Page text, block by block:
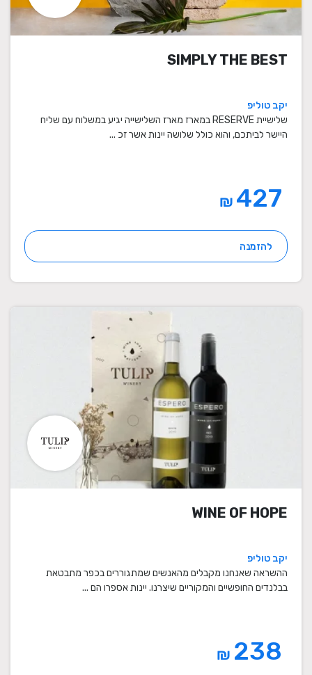
SIMPLY THE BEST
יקב טוליפ
שלישיית RESERVE במארז מארז השלישייה יגיע במשלוח עם שליח
היישר לביתכם, והוא כולל שלושה יינות אשר זכ ...
₪
להזמנה
WINE OF HOPE
יקב טוליפ
ההשראה שאנחנו מקבלים מהאנשים שמתגוררים בכפר מתבטאת
בבלנדים החופשיים והמקוריים שיצרנו. יינות אספרו הם ...
₪